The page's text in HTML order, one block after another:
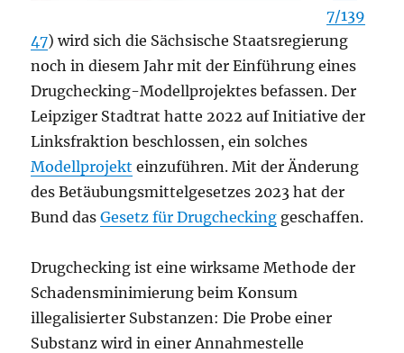
7/139
47) wird sich die Sächsische Staatsregierung
noch in diesem Jahr mit der Einführung eines
Drugchecking-Modellprojektes befassen. Der
Leipziger Stadtrat hatte 2022 auf Initiative der
Linksfraktion beschlossen, ein solches
Modellprojekt einzuführen. Mit der Änderung
des Betäubungsmittelgesetzes 2023 hat der
Bund dasGesetz für Drugchecking geschaffen.
Drugchecking ist eine wirksame Methode der
Schadensminimierung beim Konsum
illegalisierter Substanzen: Die Probe einer
Substanz wird in einer Annahmestelle